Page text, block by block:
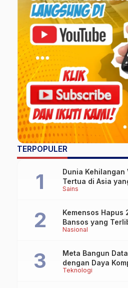
TERPOPULER
Sains
Dunia Kehilangan
Tertua di Asia
Lebih dari 100
Nasional
Kemensos Hapus
Bansos yang
Teknologi
Meta Bangun
dengan Daya
OpenAI dan Google